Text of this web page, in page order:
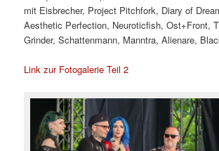
mit Eisbrecher, Project Pitchfork, Diary of
Aesthetic Perfection, Neuroticfish, Ost+Front,
Grinder, Schattenmann, Manntra, Alienare,
Link zur Fotogalerie Teil 2